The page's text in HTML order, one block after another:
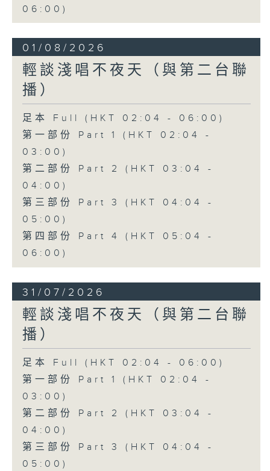
06:00)
01/08/2026
輕談淺唱不夜天（與第二台聯
播）
足本 Full (HKT 02:04 - 06:00)
第一部份 Part 1 (HKT 02:04 -
03:00)
第二部份 Part 2 (HKT 03:04 -
04:00)
第三部份 Part 3 (HKT 04:04 -
05:00)
第四部份 Part 4 (HKT 05:04 -
06:00)
31/07/2026
輕談淺唱不夜天（與第二台聯
播）
足本 Full (HKT 02:04 - 06:00)
第一部份 Part 1 (HKT 02:04 -
03:00)
第二部份 Part 2 (HKT 03:04 -
04:00)
第三部份 Part 3 (HKT 04:04 -
05:00)